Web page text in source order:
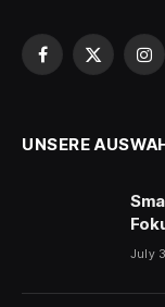
Facebook
X
UNSERE
July